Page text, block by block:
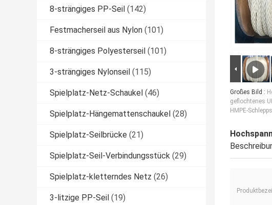
8-strängiges PP-Seil (142)
Festmacherseil aus Nylon (101)
8-strängiges Polyesterseil (101)
3-strängiges Nylonseil (115)
Spielplatz-Netz-Schaukel (46)
Spielplatz-Hängemattenschaukel (28)
Spielplatz-Seilbrücke (21)
Spielplatz-Seil-Verbindungsstück (29)
Spielplatz-kletterndes Netz (26)
3-litzige PP-Seil (19)
Großes Bild :
geflochtenes
HMPE-